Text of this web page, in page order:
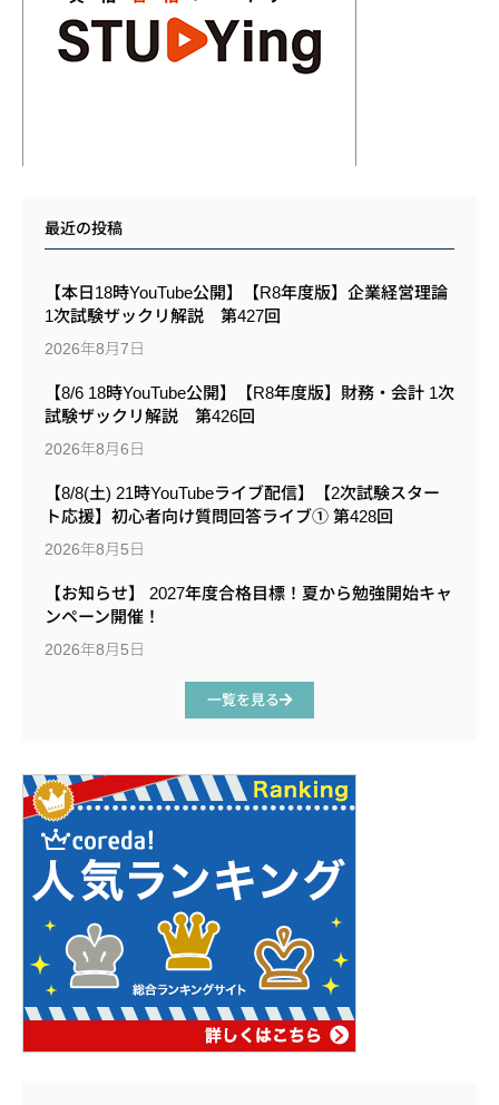
最近の投稿
【本日18時YouTube公開】【R8年度版】企業経営理論
1次試験ザックリ解説 第427回
2026年8月7日
【8/6 18時YouTube公開】【R8年度版】財務・会計 1次
試験ザックリ解説 第426回
2026年8月6日
【8/8(土) 21時YouTubeライブ配信】【2次試験スター
ト応援】初心者向け質問回答ライブ① 第428回
2026年8月5日
【お知らせ】 2027年度合格目標！夏から勉強開始キャ
ンペーン開催！
2026年8月5日
一覧を見る